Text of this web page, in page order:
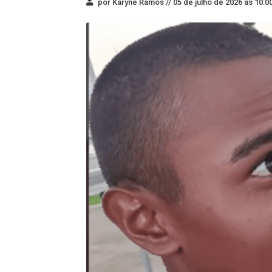
por Karyne Ramos // 05 de julho de 2026 às